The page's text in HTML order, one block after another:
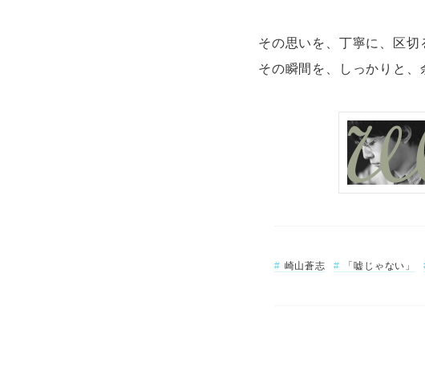
その思いを、丁寧に、区切
その瞬間を、しっかりと、
崎山蒼志 「嘘じゃない」